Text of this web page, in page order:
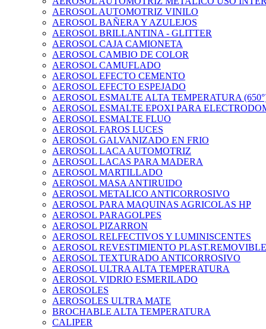
AEROSOL AUTOMOTRIZ VINILO
AEROSOL BAÑERA Y AZULEJOS
AEROSOL BRILLANTINA - GLITTER
AEROSOL CAJA CAMIONETA
AEROSOL CAMBIO DE COLOR
AEROSOL CAMUFLADO
AEROSOL EFECTO CEMENTO
AEROSOL EFECTO ESPEJADO
AEROSOL ESMALTE ALTA TEMPERATURA
AEROSOL ESMALTE EPOXI PARA
AEROSOL ESMALTE FLUO
AEROSOL FAROS LUCES
AEROSOL GALVANIZADO EN FRIO
AEROSOL LACA AUTOMOTRIZ
AEROSOL LACAS PARA MADERA
AEROSOL MARTILLADO
AEROSOL MASA ANTIRUIDO
AEROSOL METALICO ANTICORROSIVO
AEROSOL PARA MAQUINAS AGRICOLAS HP
AEROSOL PARAGOLPES
AEROSOL PIZARRON
AEROSOL RELFECTIVOS Y LUMINISCENTES
AEROSOL REVESTIMIENTO PLAST.REMOVIBLE
AEROSOL TEXTURADO ANTICORROSIVO
AEROSOL ULTRA ALTA TEMPERATURA
AEROSOL VIDRIO ESMERILADO
AEROSOLES
AEROSOLES ULTRA MATE
BROCHABLE ALTA TEMPERATURA
CALIPER